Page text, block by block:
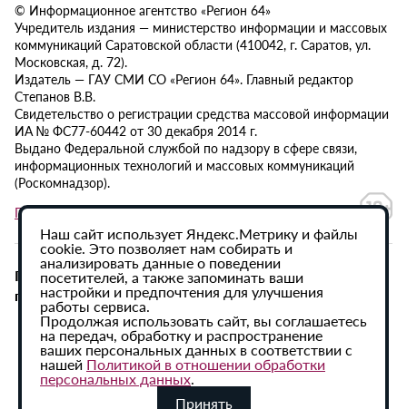
© Информационное агентство «Регион 64»
Учредитель издания — министерство информации и массовых
коммуникаций Саратовской области (410042, г. Саратов, ул.
Московская, д. 72).
Издатель — ГАУ СМИ СО «Регион 64». Главный редактор
Степанов В.В.
Свидетельство о регистрации средства массовой информации
ИА № ФС77-60442 от 30 декабря 2014 г.
Выдано Федеральной службой по надзору в сфере связи,
информационных технологий и массовых коммуникаций
(Роскомнадзор).
Политика в отношении обработки персональных данных
При использовании материалов сайта активная
гиперссылка на ИА «Регион 64» обязательна.
Наш сайт использует Яндекс.Метрику и файлы
cookie. Это позволяет нам собирать и
анализировать данные о поведении
посетителей, а также запоминать ваши
настройки и предпочтения для улучшения
работы сервиса.
Продолжая использовать сайт, вы соглашаетесь
на передач, обработку и распространение
ваших персональных данных в соответствии с
нашей Политикой в отношении обработки
персональных данных.
Принять